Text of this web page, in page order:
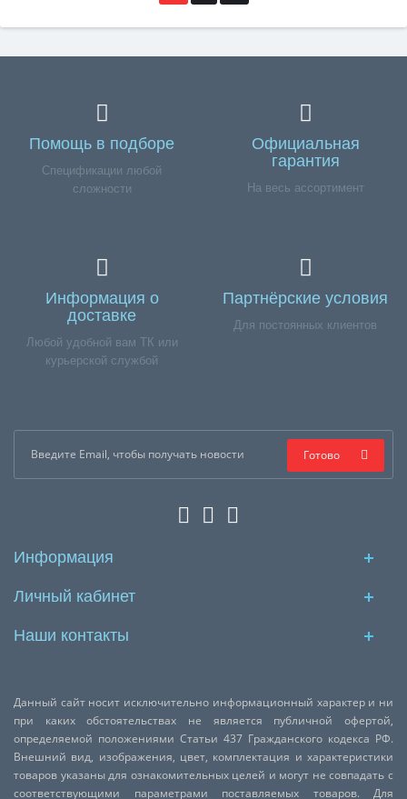
Помощь в подборе
Спецификации любой
сложности
Официальная
гарантия
На весь ассортимент
Информация о
доставке
Любой удобной вам ТК или
курьерской службой
Партнёрские условия
Для постоянных клиентов
Готово
Информация
Личный кабинет
Наши контакты
Данный сайт носит исключительно информационный характер и ни
при каких обстоятельствах не является публичной офертой,
определяемой положениями Статьи 437 Гражданского кодекса РФ.
Внешний вид, изображения, цвет, комплектация и характеристики
товаров указаны для ознакомительных целей и могут не совпадать с
соответствующими параметрами поставляемых товаров. Для